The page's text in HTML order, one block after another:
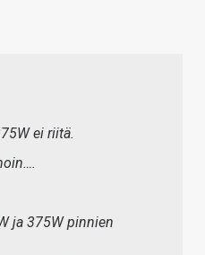
ei riitä.
ja 375W pinnien